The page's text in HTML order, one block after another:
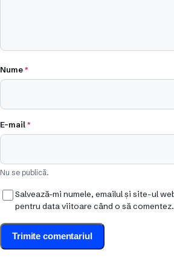
Nume*
E-mail*
Nu se publică.
Salvează-mi numele, emailul și site-ul
pentru data viitoare când o să comentez.